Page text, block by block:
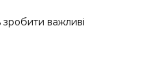
зробити важливі